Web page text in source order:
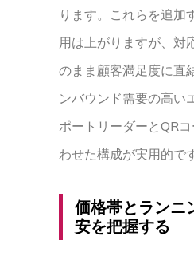
ります。これらを追加
用は上がりますが、対
のまま顧客満足度に直
ンバウンド需要の高い
ポートリーダーとQR
わせた構成が実用的で
価格帯とランニ
安を把握する